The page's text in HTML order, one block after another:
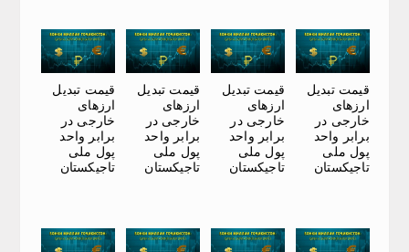
قیمت تبدیل
ارزهای
خارجی در
برابر واحد
پول ملی
تاجیکستان
قیمت تبدیل
ارزهای
خارجی در
برابر واحد
پول ملی
تاجیکستان
قیمت تبدیل
ارزهای
خارجی در
برابر واحد
پول ملی
تاجیکستان
قیمت تبدیل
ارزهای
خارجی در
برابر واحد
پول ملی
تاجیکستان